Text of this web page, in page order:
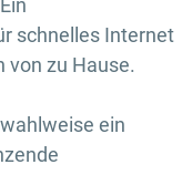
schnelles Internet
von zu Hause.
ein